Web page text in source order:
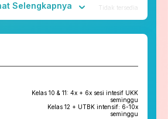
Tidak tersedia
& video
Selengkapnya
Kelas 10 & 11: 4x + 6x sesi intesif UKK
seminggu
Kelas 12 + UTBK intensif: 6-10x
seminggu